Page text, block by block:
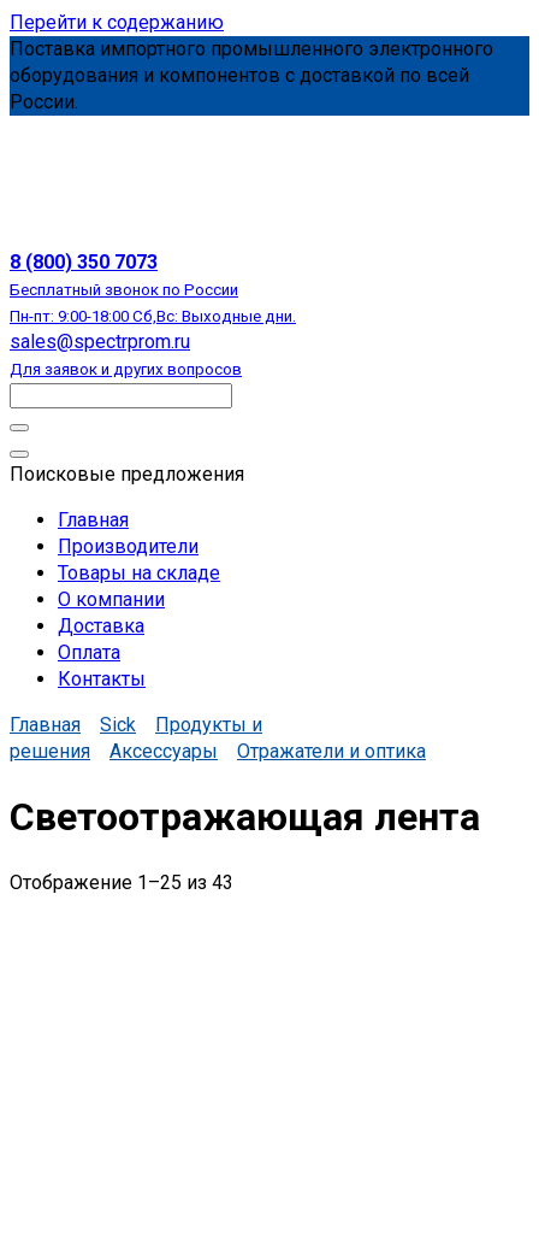
Перейти к содержанию
Поставка импортного промышленного электронного
оборудования и компонентов с доставкой по всей
России.
8 (800) 350 7073
Бесплатный звонок по России
Пн-пт: 9:00-18:00 Сб,Вс: Выходные дни.
sales@spectrprom.ru
Для заявок и других вопросов
Поисковые предложения
Главная
Производители
Товары на складе
О компании
Доставка
Оплата
Контакты
Главная
Sick
Продукты и
решения
Аксессуары Отражатели и оптика
Светоотражающая лента
Отображение 1–25 из 43